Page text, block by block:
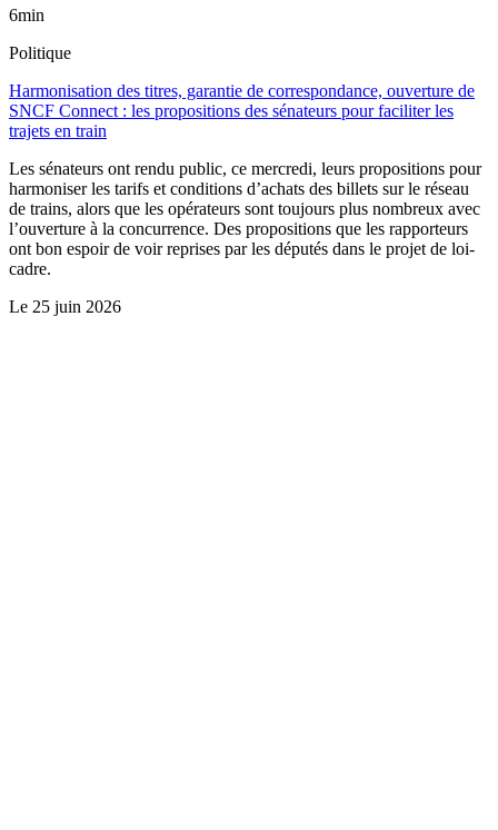
6min
Politique
Harmonisation des titres, garantie de correspondance, ouverture de
SNCF Connect : les propositions des sénateurs pour faciliter les
trajets en train
Les sénateurs ont rendu public, ce mercredi, leurs propositions pour
harmoniser les tarifs et conditions d’achats des billets sur le réseau
de trains, alors que les opérateurs sont toujours plus nombreux avec
l’ouverture à la concurrence. Des propositions que les rapporteurs
ont bon espoir de voir reprises par les députés dans le projet de loi-
cadre.
Le 25 juin 2026